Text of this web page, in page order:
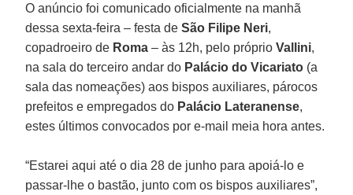
O anúncio foi comunicado oficialmente na manhã
dessa sexta-feira – festa deSão Filipe Neri,
copadroeiro de Roma – às 12h, pelo próprioVallini,
na sala do terceiro andar do Palácio do Vicariato (a
sala das nomeações) aos bispos auxiliares, párocos
prefeitos e empregados do Palácio Lateranense,
estes últimos convocados por e-mail meia hora antes.
“Estarei aqui até o dia 28 de junho para apoiá-lo e
passar-lhe o bastão, junto com os bispos auxiliares”,